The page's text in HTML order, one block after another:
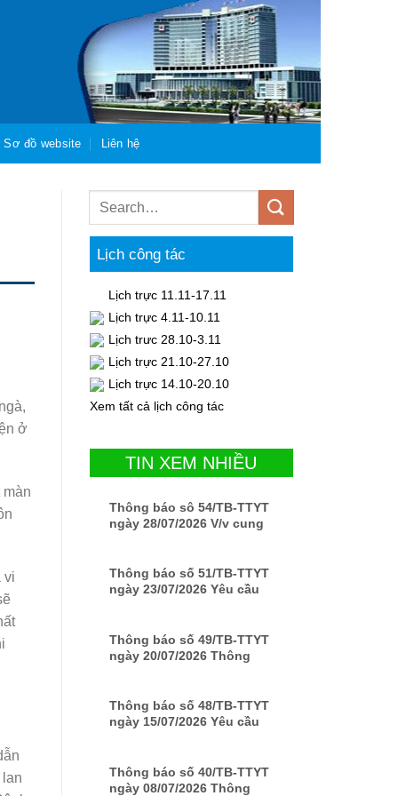
Sơ đồ website Liên hệ
ở
vi
Lịch công tác
Lịch trực 11.11-17.11
Lịch trực 4.11-10.11
Lịch trưc 28.10-3.11
Lịch trực 21.10-27.10
Lịch trực 14.10-20.10
Xem tất cả lịch công tác
TIN XEM NHIỀU
Thông báo sô 54/TB-TTYT
ngày 28/07/2026 V/v cung
Thông báo số 51/TB-TTYT
ngày 23/07/2026 Yêu cầu
MISUBISHI biển số 78A-
002.98
Thông báo số 49/TB-TTYT
ngày 20/07/2026 Thông
vuông cho Trung tâm Y tế
Đồng Xuân
Thông báo số 48/TB-TTYT
ngày 15/07/2026 Yêu cầu
thương Biến số 78A-00151
Thông báo số 40/TB-TTYT
ngày 08/07/2026 Thông